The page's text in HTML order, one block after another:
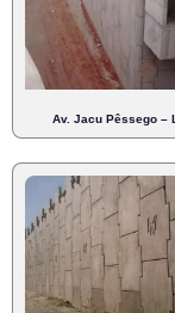
Av. Jacu Pêssego –